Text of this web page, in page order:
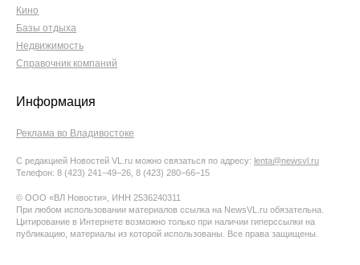
Кино
Базы отдыха
Недвижимость
Справочник компаний
Информация
Реклама во Владивостоке
С редакцией Новостей VL.ru можно связаться по адресу: lenta@newsvl.ru
Телефон: 8 (423) 241−49−26, 8 (423) 280−66−15
© ООО «ВЛ Новости», ИНН 2536240311
При любом использовании материалов ссылка на NewsVL.ru обязательна.
Цитирование в Интернете возможно только при наличии гиперссылки на
публикацию, материалы из которой использованы. Все права защищены.